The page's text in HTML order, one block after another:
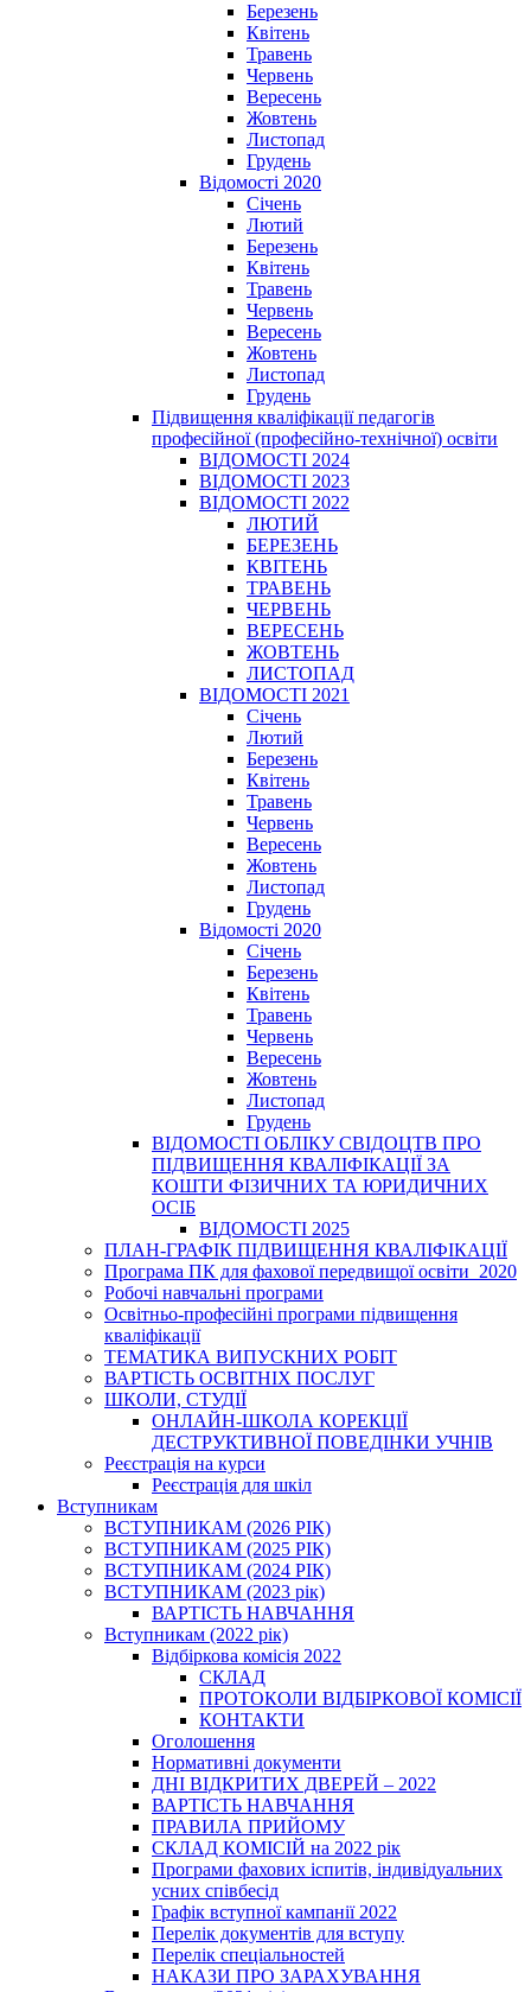
Березень
Квітень
Травень
Червень
Вересень
Жовтень
Листопад
Грудень
Відомості 2020
Січень
Лютий
Березень
Квітень
Травень
Червень
Вересень
Жовтень
Листопад
Грудень
Підвищення кваліфікації педагогів
професійної (професійно-технічної) освіти
ВІДОМОСТІ 2024
ВІДОМОСТІ 2023
ВІДОМОСТІ 2022
ЛЮТИЙ
БЕРЕЗЕНЬ
КВІТЕНЬ
ТРАВЕНЬ
ЧЕРВЕНЬ
ВЕРЕСЕНЬ
ЖОВТЕНЬ
ЛИСТОПАД
ВІДОМОСТІ 2021
Січень
Лютий
Березень
Квітень
Травень
Червень
Вересень
Жовтень
Листопад
Грудень
Відомості 2020
Січень
Березень
Квітень
Травень
Червень
Вересень
Жовтень
Листопад
Грудень
ВІДОМОСТІ ОБЛІКУ СВІДОЦТВ ПРО
ПІДВИЩЕННЯ КВАЛІФІКАЦІЇ ЗА
КОШТИ ФІЗИЧНИХ ТА ЮРИДИЧНИХ
ОСІБ
ВІДОМОСТІ 2025
ПЛАН-ГРАФІК ПІДВИЩЕННЯ КВАЛІФІКАЦІЇ
Програма ПК для фахової передвищої освіти_2020
Робочі навчальні програми
Освітньо-професійні програми підвищення
кваліфікації
ТЕМАТИКА ВИПУСКНИХ РОБІТ
ВАРТІСТЬ ОСВІТНІХ ПОСЛУГ
ШКОЛИ, СТУДІЇ
ОНЛАЙН-ШКОЛА КОРЕКЦІЇ
ДЕСТРУКТИВНОЇ ПОВЕДІНКИ УЧНІВ
Реєстрація на курси
Реєстрація для шкіл
Вступникам
ВСТУПНИКАМ (2026 РІК)
ВСТУПНИКАМ (2025 РІК)
ВСТУПНИКАМ (2024 РІК)
ВСТУПНИКАМ (2023 рік)
ВАРТІСТЬ НАВЧАННЯ
Вступникам (2022 рік)
Відбіркова комісія 2022
СКЛАД
ПРОТОКОЛИ ВІДБІРКОВОЇ КОМІСІЇ
КОНТАКТИ
Оголошення
Нормативні документи
ДНІ ВІДКРИТИХ ДВЕРЕЙ – 2022
ВАРТІСТЬ НАВЧАННЯ
ПРАВИЛА ПРИЙОМУ
СКЛАД КОМІСІЙ на 2022 рік
Програми фахових іспитів, індивідуальних
усних співбесід
Графік вступної кампанії 2022
Перелік документів для вступу
Перелік спеціальностей
НАКАЗИ ПРО ЗАРАХУВАННЯ